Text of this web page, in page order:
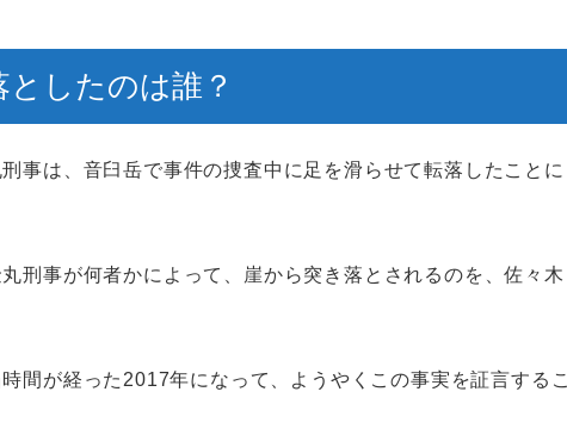
したのは誰？
事は、音臼岳で事件の捜査中に足を滑らせて転落したことに
刑事が何者かによって、崖から突き落とされるのを、佐々木
間が経った2017年になって、ようやくこの事実を証言するこ